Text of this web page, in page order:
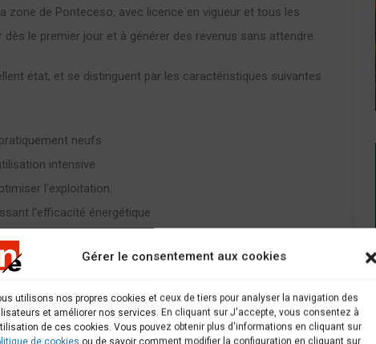
Gérer le consentement aux cookies
utilisons nos propres cookies et ceux de tiers pour analyser la navigation des
et améliorer nos services. En cliquant sur J'accepte, vous consentez à
de ces cookies. Vous pouvez obtenir plus d'informations en cliquant sur
de cookies ou de savoir comment modifier la configuration en cliquant sur
zone de Ponteceso, avec licence en vigueur et tous les
le premier jour et à générer des revenus sans attendre.
état, et se distinguent par les caractéristiques suivantes
neufs
intensive
l'exploitation.
l'efficacité énergétique
de l'entreprise.
agile et efficace.
secteur et les investisseurs à la recherche d'une